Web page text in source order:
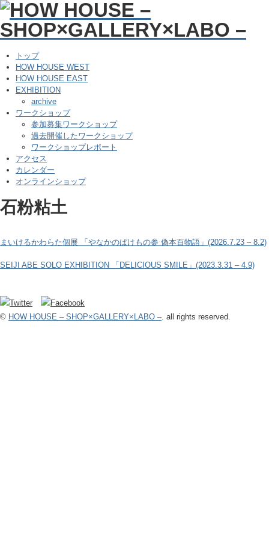
トップ
HOW HOUSE WEST
HOW HOUSE EAST
EXHIBITION
archive
ワークショップ
参加募集ワークショップ
過去開催したワークショップ
ワークショップレポート
アクセス
カレンダー
オンラインショップ
石粉粘土
まいけるかわらた個展 「やなかのぱけもの参 偽本百物語」(2026.7.23 – 8.2)
SEIJI ABE SOLO EXHIBITION 「DELICIOUS SMILE」(2023.3.31 – 4.9)
© HOW HOUSE – SHOP×GALLERY×LABO –. all rights reserved.